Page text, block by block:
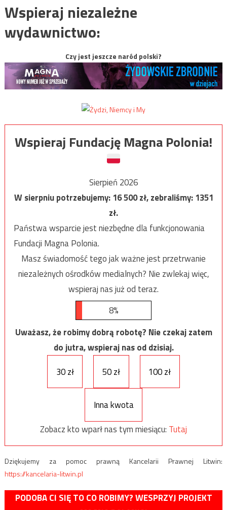
Wspieraj niezależne
wydawnictwo:
Czy jest jeszcze naród polski?
Wspieraj Fundację Magna Polonia!
Sierpień 2026
W sierpniu potrzebujemy:16 500zł, zebraliśmy:1351
zł.
Państwa wsparcie jest niezbędne dla funkcjonowania
Fundacji Magna Polonia.
Masz świadomość tego jak ważne jest przetrwanie
niezależnych ośrodków medialnych? Nie zwlekaj więc,
wspieraj nas już od teraz.
8%
Uważasz, że robimy dobrą robotę? Nie czekaj zatem
do jutra, wspieraj nas od dzisiaj.
30 zł
50 zł 100 zł
Inna kwota
Zobacz kto wparł nas tym miesiącu: Tutaj
Dziękujemy za pomoc prawną Kancelarii Prawnej Litwin:
https://kancelaria-litwin.pl
PODOBA CI SIĘ TO CO ROBIMY? WESPRZYJ PROJEKT